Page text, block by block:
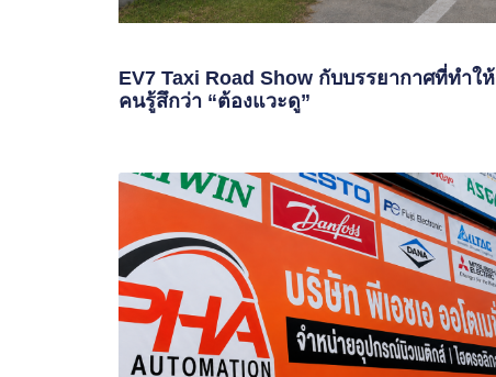
EV7 Taxi Road Show กับบรรยากาศที่ทำให้
คนรู้สึกว่า “ต้องแวะดู”